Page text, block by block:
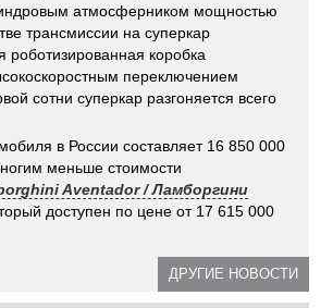
атмосферником мощностью
трансмиссии на суперкар
роботизированная коробка
переключением
сотни суперкар разгоняется всего
в России составляет 16 850 000
меньше стоимости
Aventador / Ламборгини
доступен по цене от 17 615 000
ДРУГИЕ НОВОСТИ